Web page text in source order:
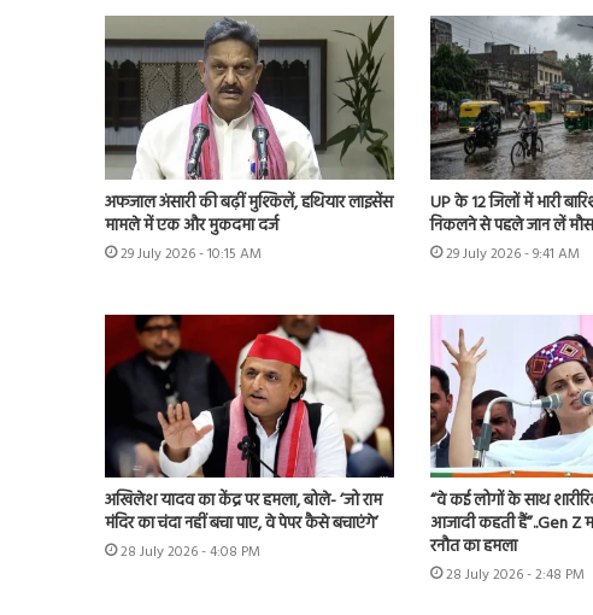
अफजाल अंसारी की बढ़ीं मुश्किलें, हथियार लाइसेंस
मामले में एक और मुकदमा दर्ज
29 July 2026 - 10:15 AM
UP के 12 जिलों में भारी
निकलने से पहले जान लें
29 July 2026 - 9:41 AM
अखिलेश यादव का केंद्र पर हमला, बोले- ‘जो राम
मंदिर का चंदा नहीं बचा पाए, वे पेपर कैसे बचाएंगे’
28 July 2026 - 4:08 PM
“वे कई लोगों के साथ
आजादी कहती हैं”..Gen Z
रनौत का हमला
28 July 2026 - 2:48 PM